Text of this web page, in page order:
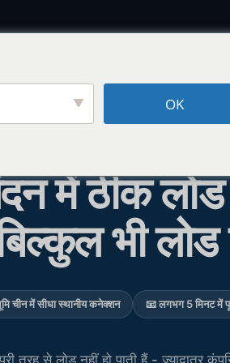
में ठीक लोड
भी लोड
चीन में सीधा स्थानीय कनेक्शन 📧 लगभग 5 मिनट में
तरह से लोड नहीं हो पाती हैं - ज्यादातर
OK